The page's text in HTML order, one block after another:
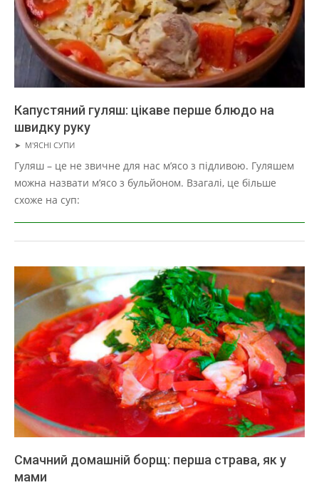
Капустяний гуляш: цікаве перше блюдо на
швидку руку
2019-
03-
➤ М'ЯСНІ СУПИ
Гуляш – це не звичне для нас м’ясо з підливою. Гуляшем
можна назвати м’ясо з бульйоном. Взагалі, це більше
схоже на суп:
Смачний домашній борщ: перша страва, як у
мами